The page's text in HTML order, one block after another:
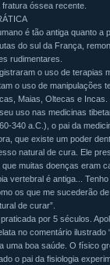
óssea recente.
é tão antiga quanto a
do sul da França,
rudimentares.
o uso de terapias
o uso de manipulações
Maias, Oltecas e Incas.
uso nas medicinas
340 a.C.), o pai da
que existe um poder
natural de cura. Ele
muitas doenças eram
vertebral é antiga...
os que me sucederão
de curar”.
por 5 séculos.
no comentário ilustrado
uma boa saúde. O físico
o pai da fisiologia